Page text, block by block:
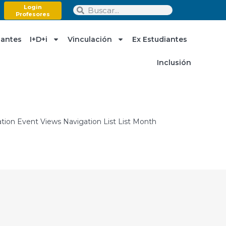
Login
Profesores
I+D+i Vinculación Ex Estudiantes
Inclusión
Event Views Navigation List List Month